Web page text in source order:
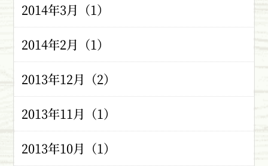
2014年3月（1）
2014年2月（1）
2013年12月（2）
2013年11月（1）
2013年10月（1）